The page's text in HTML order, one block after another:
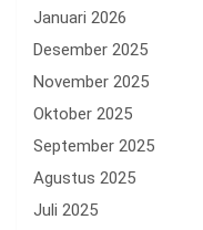
Januari 2026
Desember 2025
November 2025
Oktober 2025
September 2025
Agustus 2025
Juli 2025